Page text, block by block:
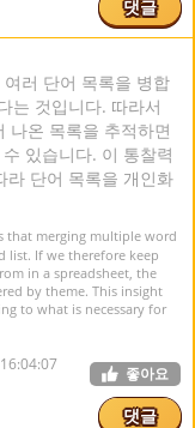
댓글
러 단어 목록을 병합
는 것입니다. 따라서
나온 목록을 추적하면
있습니다. 이 통찰력
라 단어 목록을 개인화
that merging multiple word
list. If we therefore keep
in a spreadsheet, the
by theme. This insight
to what is necessary for
좋아요
댓글